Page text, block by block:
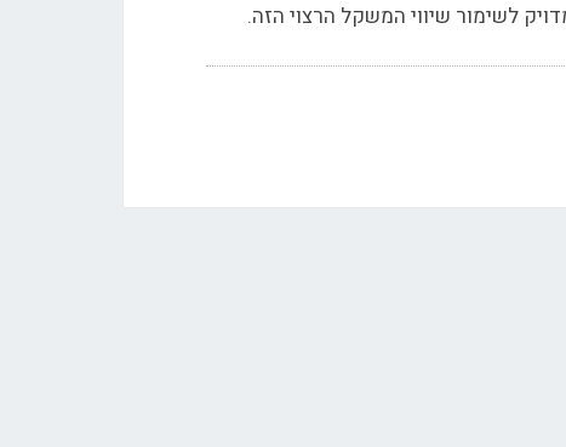
לשימור שיווי המשקל הרצוי הזה.